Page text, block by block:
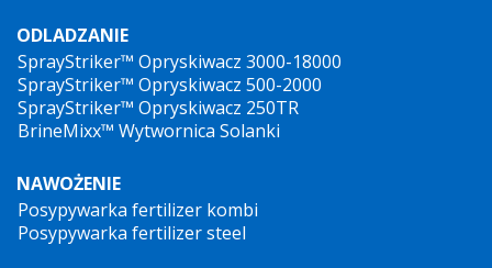
ODLADZANIE
SprayStriker™ Opryskiwacz 3000-18000
SprayStriker™ Opryskiwacz 500-2000
SprayStriker™ Opryskiwacz 250TR
BrineMixx™ Wytwornica Solanki
NAWOŻENIE
Posypywarka fertilizer kombi
Posypywarka fertilizer steel